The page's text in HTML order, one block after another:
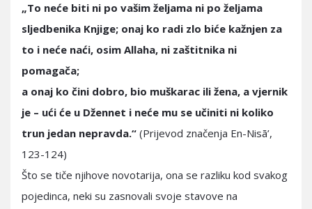
„To neće biti ni po vašim željama ni po željama
sljedbenika Knjige; onaj ko radi zlo biće kažnjen za
to i neće naći, osim Allaha, ni zaštitnika ni
pomagača;
a onaj ko čini dobro, bio muškarac ili žena, a vjernik
je – ući će u Džennet i neće mu se učiniti ni koliko
trun jedan nepravda.“ (Prijevod značenja En-Nisā’,
123-124)
Što se tiče njihove novotarija, ona se razliku kod svakog
pojedinca, neki su zasnovali svoje stavove na